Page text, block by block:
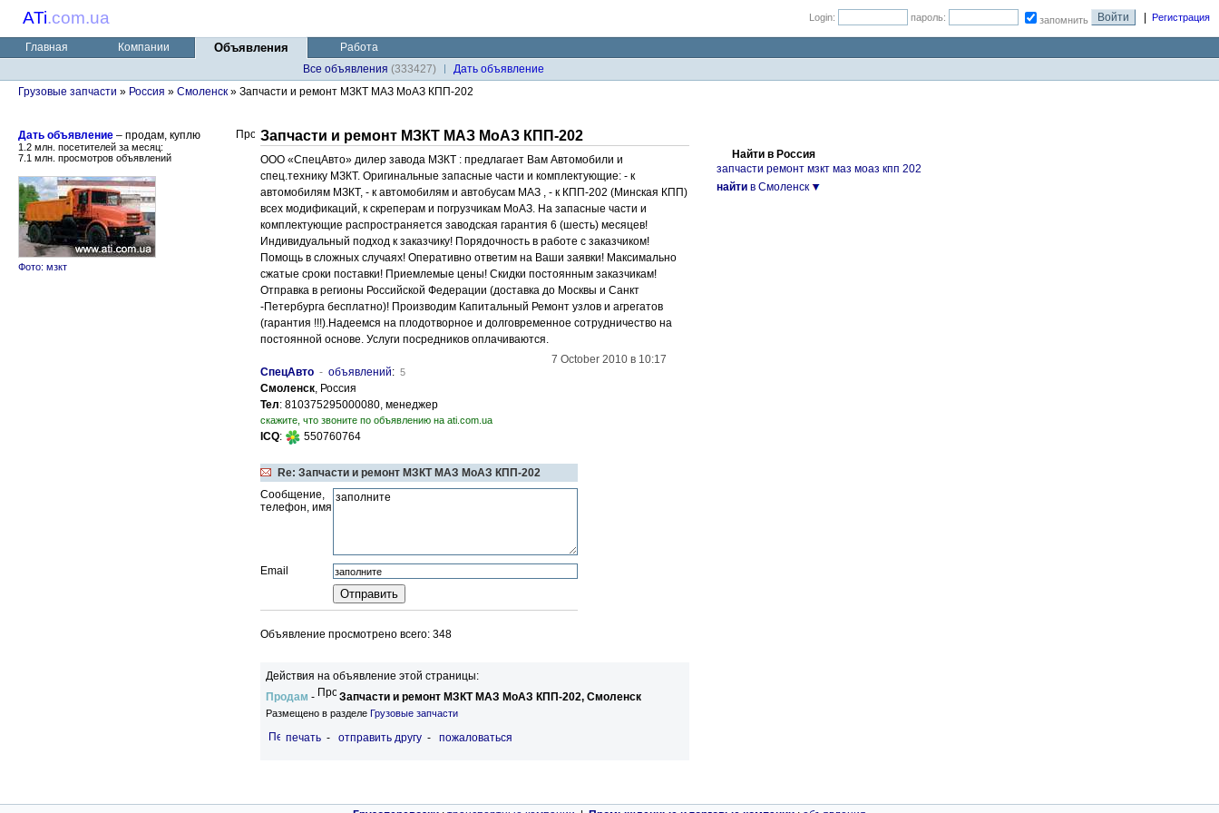
ATi.com.ua Login: пароль: запомнить Регистрация
Главная Компании Объявления
Работа
Все объявления (333427)
Дaть объявление
Грузовые запчасти » Россия » Смоленск » Запчасти и ремонт МЗКТ МАЗ МоАЗ КПП-202
Дать объявление – продам, куплю
1.2 млн. посетителей за месяц:
7.1 млн. просмотров объявлений
Фото: мзкт
Запчасти и ремонт МЗКТ МАЗ МоАЗ КПП-202
ООО «СпецАвто» дилер завода МЗКТ : предлагает Вам Автомобили и
спец.технику МЗКТ. Оригинальные запасные части и комплектующие: - к
автомобилям МЗКТ, - к автомобилям и автобусам МАЗ , - к КПП-202 (Минская КПП)
всех модификаций, к скреперам и погрузчикам МоАЗ. На запасные части и
комплектующие распространяется заводская гарантия 6 (шесть) месяцев!
Индивидуальный подход к заказчику! Порядочность в работе с заказчиком!
Помощь в сложных случаях! Оперативно ответим на Ваши заявки! Максимально
сжатые сроки поставки! Приемлемые цены! Скидки постоянным заказчикам!
Отправка в регионы Российской Федерации (доставка до Москвы и Санкт
-Петербурга бесплатно)! Производим Капитальный Ремонт узлов и агрегатов
(гарантия !!!).Надеемся на плодотворное и долговременное сотрудничество на
постоянной основе. Услуги посредников оплачиваются.
7 October 2010 в 10:17
СпецАвто - объявлений: 5
Смоленск, Россия
Тел: 810375295000080, менеджер
скажите, что звоните по объявлению на ati.com.ua
ICQ: 550760764
Re: Запчасти и ремонт МЗКТ МАЗ МоАЗ КПП-202
Сообщение,
телефон, имя
Email
Объявление просмотрено всего: 348
Действия на объявление этой страницы:
Продам - Запчасти и ремонт МЗКТ МАЗ МоАЗ КПП-202, Смоленск
Размещено в разделе Грузовые запчасти
печать - отправить другу - пожаловаться
Найти в Россия
запчасти ремонт мзкт маз моаз кпп 202
найти в Смоленск